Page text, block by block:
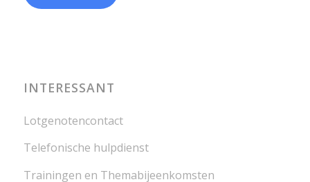
INTERESSANT
Lotgenotencontact
Telefonische hulpdienst
Trainingen en Themabijeenkomsten